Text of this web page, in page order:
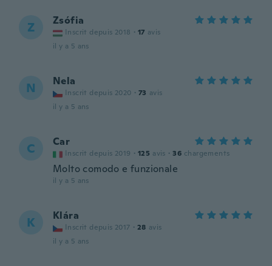
Z Zsófia
Inscrit depuis 2018 · 17 avis
il y a 5 ans
N Nela
Inscrit depuis 2020 · 73 avis
il y a 5 ans
C Car
Inscrit depuis 2019 · 125 avis · 36 chargements
Molto comodo e funzionale
il y a 5 ans
K Klára
Inscrit depuis 2017 · 28 avis
il y a 5 ans